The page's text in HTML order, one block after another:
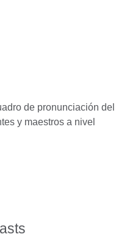
de pronunciación del
y maestros a nivel